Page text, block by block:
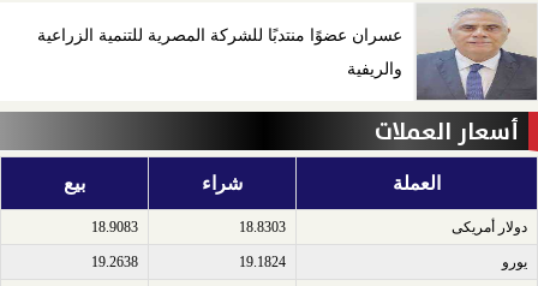
عسران عضوًا منتدبًا للشركة المصرية للتنمية الزراعية
والريفية
أسعار العملات
العملة شراء بيع
دولار أمريكى​ 18.8303
18.9083
يورو​ 19.1824
19.2638